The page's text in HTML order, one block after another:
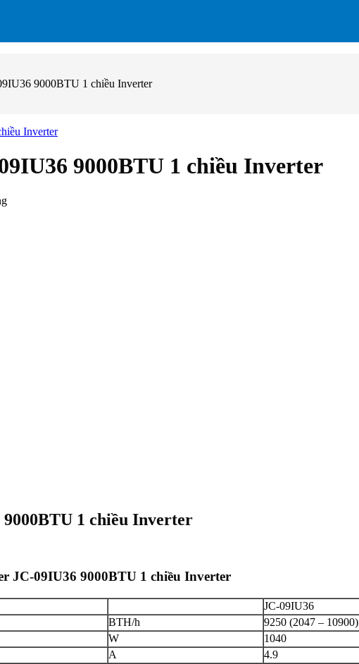
9000BTU 1 chiều Inverter
9000BTU 1 chiều Inverter
1 chiều Inverter
JC-09IU36 9000BTU 1 chiều Inverter
JC-09IU36
BTH/h
9250 (2047 – 10900)
W
1040
A
4.9